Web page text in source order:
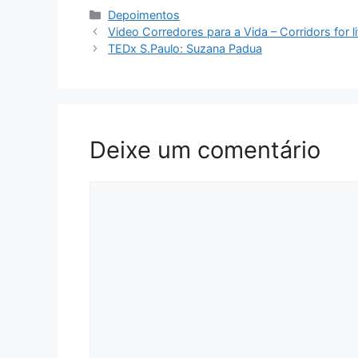
Depoimentos
Video Corredores para a Vida – Corridors for
TEDx S.Paulo: Suzana Padua
Deixe um comentário